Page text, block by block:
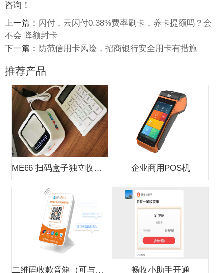
咨询！
上一篇： 闪付，云闪付0.38%费率刷卡，养卡提额吗？会
不会 降额封卡
下一篇： 防范信用卡风险，招商银行安全用卡有措施
推荐产品
ME66 扫码盒子独立收款支付盒子 企业商用POS机
二维码收款音箱（可与银行合作办0费 畅收小助手开通